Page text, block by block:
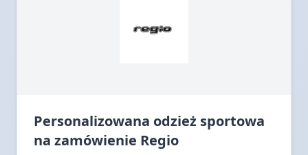
Personalizowana odzież sportowa
na zamówienie Regio